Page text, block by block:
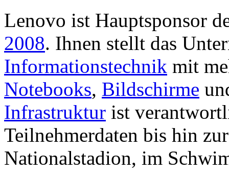
Lenovo ist Hauptsponsor
2008. Ihnen stellt das
Informationstechnik mit
Notebooks, Bildschirme
Infrastruktur ist
Teilnehmerdaten bis hin
Nationalstadion, im